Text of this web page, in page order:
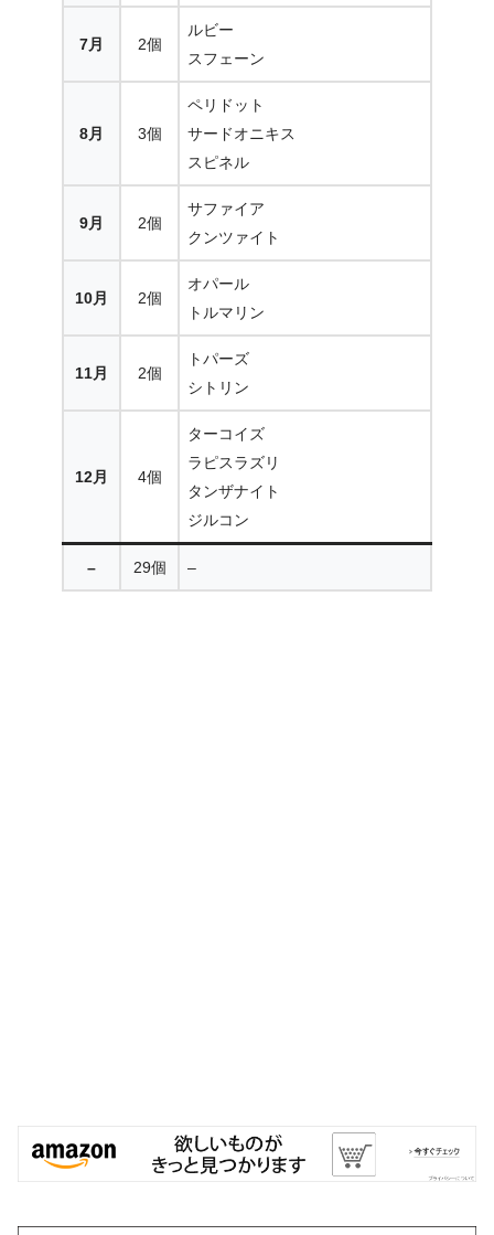
7月 2個
ルビー
スフェーン
8月 3個
ペリドット
サードオニキス
スピネル
9月 2個
サファイア
クンツァイト
10月 2個
オパール
トルマリン
11月 2個
トパーズ
シトリン
12月 4個
ターコイズ
ラピスラズリ
タンザナイト
ジルコン
– 29個 –